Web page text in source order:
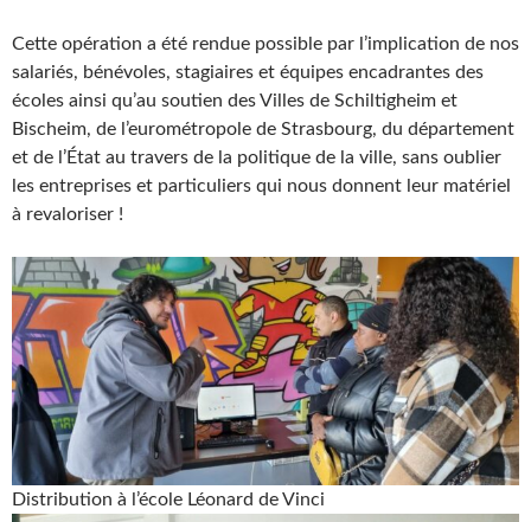
Cette opération a été rendue possible par l’implication de nos
salariés, bénévoles, stagiaires et équipes encadrantes des
écoles ainsi qu’au soutien des Villes de Schiltigheim et
Bischeim, de l’eurométropole de Strasbourg, du département
et de l’État au travers de la politique de la ville, sans oublier
les entreprises et particuliers qui nous donnent leur matériel
à revaloriser !
Distribution à l’école Léonard de Vinci